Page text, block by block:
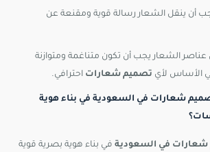
أن ينقل الشعار رسالة قوية ومقنعة عن
عناصر الشعار يجب أن تكون متناغمة ومتوازنة
الأساس لأي تصميم شعارات احترافي.
شعارات في السعودية في بناء هوية
في السعودية في بناء هوية بصرية قوية